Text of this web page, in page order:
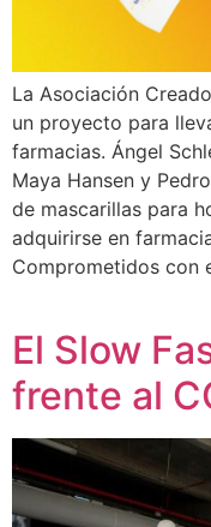
La Asociación
un proyecto para
farmacias. Ángel
Maya Hansen y
de mascarillas para
adquirirse en
Comprometidos con
El Slow
frente al